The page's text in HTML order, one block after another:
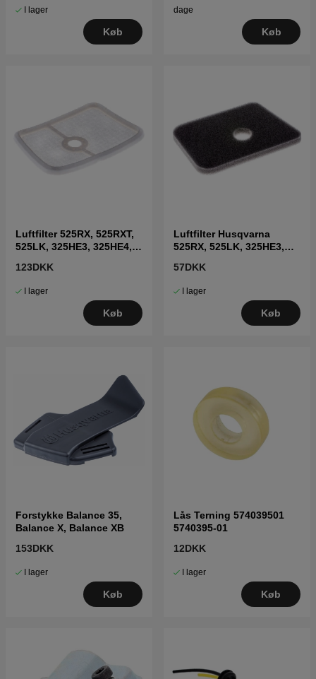
I lager
Køb
dage
Køb
Luftfilter 525RX, 525RXT,
525LK, 325HE3, 325HE4,
123DKK
I lager
Køb
Luftfilter Husqvarna
525RX, 525LK, 325HE3,
57DKK
I lager
Køb
Forstykke Balance 35,
Balance X, Balance XB
153DKK
I lager
Køb
Lås Terning 574039501
5740395-01
12DKK
I lager
Køb